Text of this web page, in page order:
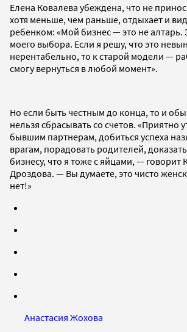
Елена Ковалева убеждена, что не
хотя меньше, чем раньше, отдыхает и
ребенком: «Мой бизнес — это не алтарь.
моего выбора. Если я решу, что это
нерентабельно, то к старой модели —
смогу вернуться в любой момент».
Но если быть честным до конца, то и
нельзя сбрасывать со счетов. «Приятно
бывшим партнерам, добиться успеха
врагам, порадовать родителей,
бизнесу, что я тоже с яйцами, — говорит
Дроздова. — Вы думаете, это чисто
нет!»
Анастасия Жохова